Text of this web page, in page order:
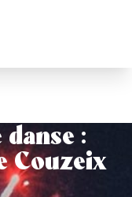
danse :
Couzeix